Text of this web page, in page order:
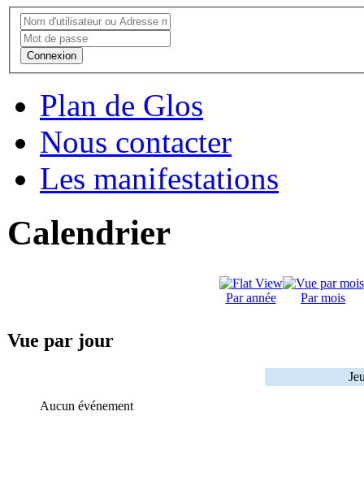
Connexion
Plan de Glos
Nous contacter
Les manifestations
Calendrier
Par année Par mois
Vue par jour
Aucun événement